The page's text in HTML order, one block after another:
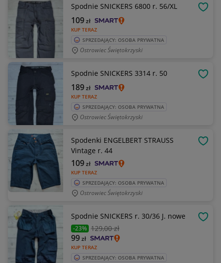
Spodnie SNICKERS 6800 r. 56/XL
KUP TERAZ
109zł
SPRZEDAJĄCY: OSOBA PRYWATNA
Ostrowiec Świętokrzyski
Spodnie SNICKERS 3314 r. 50
KUP TERAZ
189zł
SPRZEDAJĄCY: OSOBA PRYWATNA
Ostrowiec Świętokrzyski
Spodenki ENGELBERT STRAUSS
Vintage r. 44
KUP TERAZ
109zł
SPRZEDAJĄCY: OSOBA PRYWATNA
Ostrowiec Świętokrzyski
Spodnie SNICKERS r. 30/36 J. nowe
-23% 129,00 zł
KUP TERAZ
99zł
SPRZEDAJĄCY: OSOBA PRYWATNA